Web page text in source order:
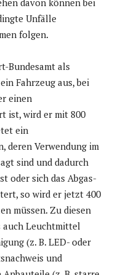
davon können bei
Unfälle
folgen.
Bundesamt als
Fahrzeug aus, bei
einen
ist, wird er mit 800
ein
deren Verwendung im
sind und dadurch
oder sich das Abgas-
so wird er jetzt 400
müssen. Zu diesen
auch Leuchtmittel
(z. B. LED- oder
und